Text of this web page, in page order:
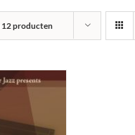
12 producten